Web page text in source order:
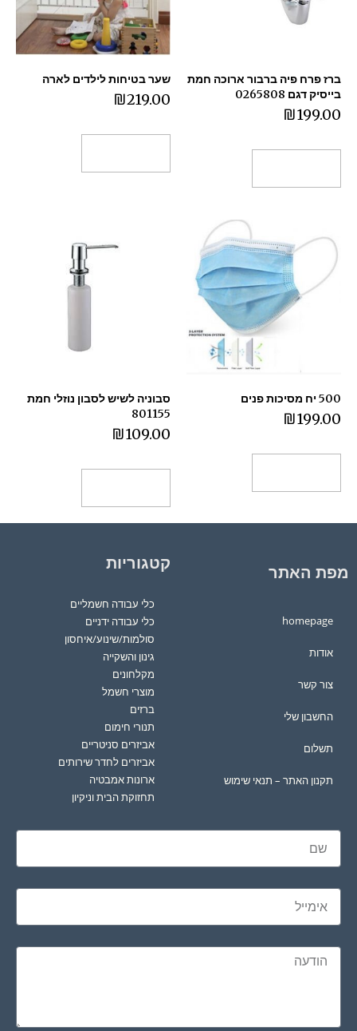
ברז פרח פיה ברבור ארוכה חמת
בייסיק דגם 0265808
₪199.00
שער בטיחות לילדים לארה
₪219.00
500 יח מסיכות פנים
₪199.00
סבוניה לשיש לסבון נוזלי חמת
801155
₪109.00
מפת האתר
homepage
אודות
צור קשר
החשבון שלי
תשלום
תקנון האתר – תנאי שימוש
קטגוריות
כלי עבודה חשמליים
כלי עבודה ידניים
סולמות/שינוע/איחסון
גינון והשקייה
מקלחונים
מוצרי חשמל
ברזים
תנורי חימום
אביזרים סניטריים
אביזרים לחדר שירותים
ארונות אמבטיה
תחזוקת הבית וניקיון